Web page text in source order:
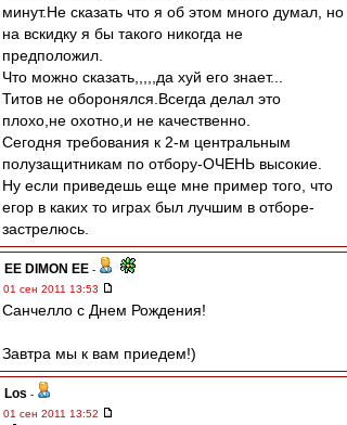
минут.Не сказать что я об этом много думал, но
на вскидку я бы такого никогда не
предположил.
Что можно сказать,,,,,да хуй его знает...
Титов не оборонялся.Всегда делал это
плохо,не охотно,и не качественно.
Сегодня требования к 2-м центральным
полузащитникам по отбору-ОЧЕНЬ высокие.
Ну если приведешь еще мне пример того, что
егор в каких то играх был лучшим в отборе-
застрелюсь.
EE DIMON EE -
01 сен 2011 13:53
Санчелло с Днем Рождения!
Завтра мы к вам приедем!)
Los -
01 сен 2011 13:52